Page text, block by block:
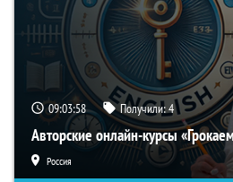
09:03:57 Получили:4
Авторские онлайн-курсы
Россия